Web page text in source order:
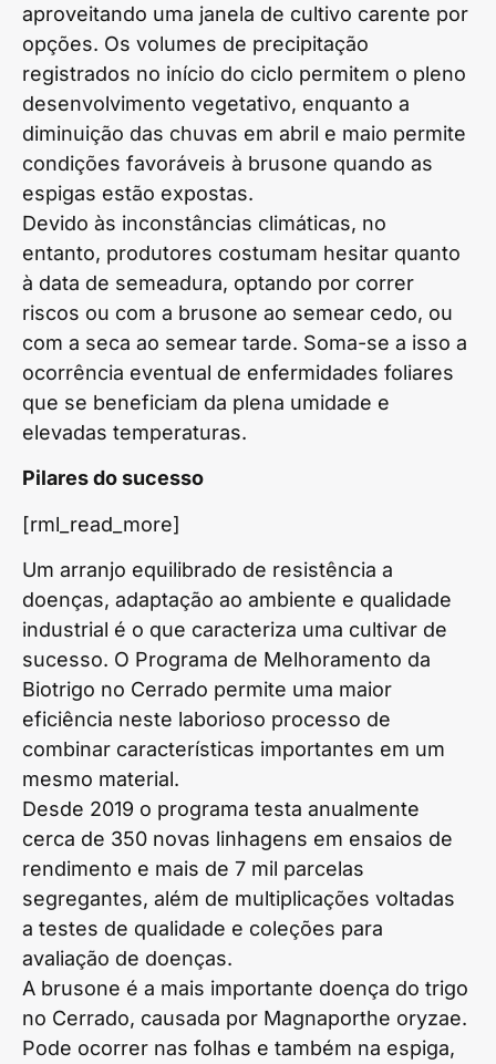
aproveitando uma janela de cultivo carente por
opções. Os volumes de precipitação
registrados no início do ciclo permitem o pleno
desenvolvimento vegetativo, enquanto a
diminuição das chuvas em abril e maio permite
condições favoráveis à brusone quando as
espigas estão expostas.
Devido às inconstâncias climáticas, no
entanto, produtores costumam hesitar quanto
à data de semeadura, optando por correr
riscos ou com a brusone ao semear cedo, ou
com a seca ao semear tarde. Soma-se a isso a
ocorrência eventual de enfermidades foliares
que se beneficiam da plena umidade e
elevadas temperaturas.
Pilares do sucesso
[rml_read_more]
Um arranjo equilibrado de resistência a
doenças, adaptação ao ambiente e qualidade
industrial é o que caracteriza uma cultivar de
sucesso. O Programa de Melhoramento da
Biotrigo no Cerrado permite uma maior
eficiência neste laborioso processo de
combinar características importantes em um
mesmo material.
Desde 2019 o programa testa anualmente
cerca de 350 novas linhagens em ensaios de
rendimento e mais de 7 mil parcelas
segregantes, além de multiplicações voltadas
a testes de qualidade e coleções para
avaliação de doenças.
A brusone é a mais importante doença do trigo
no Cerrado, causada por Magnaporthe oryzae.
Pode ocorrer nas folhas e também na espiga,